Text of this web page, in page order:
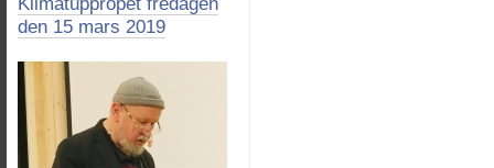
den 15 mars 2019